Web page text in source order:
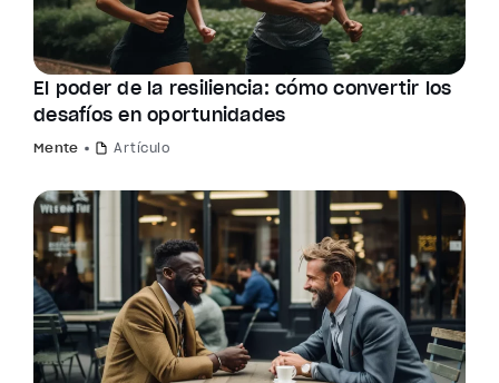
El poder de la resiliencia: cómo convertir los
desafíos en oportunidades
Mente Artículo